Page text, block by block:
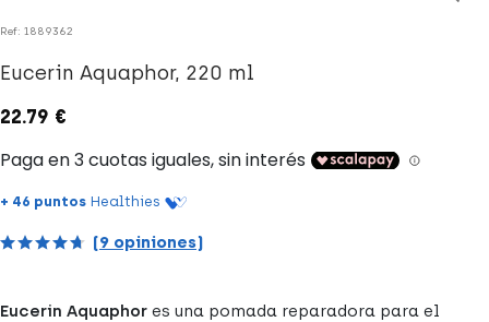
Ref: 1889362
Eucerin Aquaphor, 220 ml
22.79 €
+ 46 puntos Healthies
(9 opiniones)
Eucerin Aquaphor es una pomada reparadora para el